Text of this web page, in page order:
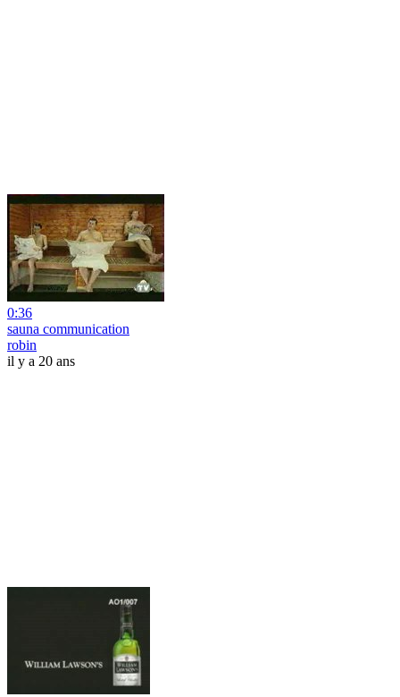
0:36
sauna communication
robin
il y a 20 ans